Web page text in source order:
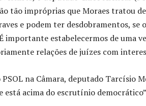
tão impróprias que Moraes tratou
e podem ter desdobramentos, se
importante estabelecermos de uma
relações de juízes com
na Câmara, deputado Tarcísio
está acima do escrutínio